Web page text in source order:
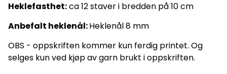
Heklefasthet:ca 12 staver i bredden på 10 cm
Anbefalt heklenål:Heklenål 8 mm
OBS - oppskriften kommer kun ferdig printet. Og
selges kun ved kjøp av garn brukt i oppskriften.